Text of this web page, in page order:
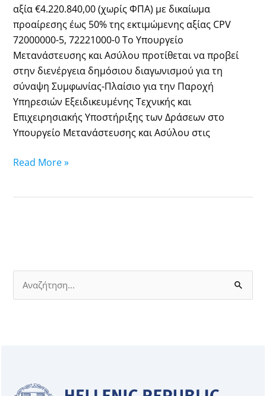
αξία €4.220.840,00 (χωρίς ΦΠΑ) με δικαίωμα
προαίρεσης έως 50% της εκτιμώμενης αξίας CPV
72000000-5, 72221000-0 Το Υπουργείο
Μετανάστευσης και Ασύλου προτίθεται να προβεί
στην διενέργεια δημόσιου διαγωνισμού για τη
σύναψη Συμφωνίας-Πλαίσιο για την Παροχή
Υπηρεσιών Εξειδικευμένης Τεχνικής και
Επιχειρησιακής Υποστήριξης των Δράσεων στο
Υπουργείο Μετανάστευσης και Ασύλου στις
Υπουργείου
Μετανάστευσης
και
Ασύλου»
9ΛΑ946ΜΔΨΟ-
Ι0Φ
Read More »
e